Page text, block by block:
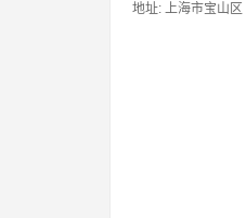
地址: 上海市宝山区